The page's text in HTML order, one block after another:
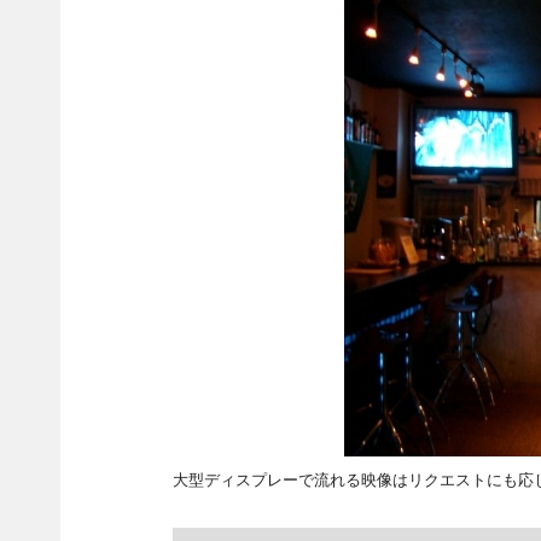
大型ディスプレーで流れる映像はリクエストにも応